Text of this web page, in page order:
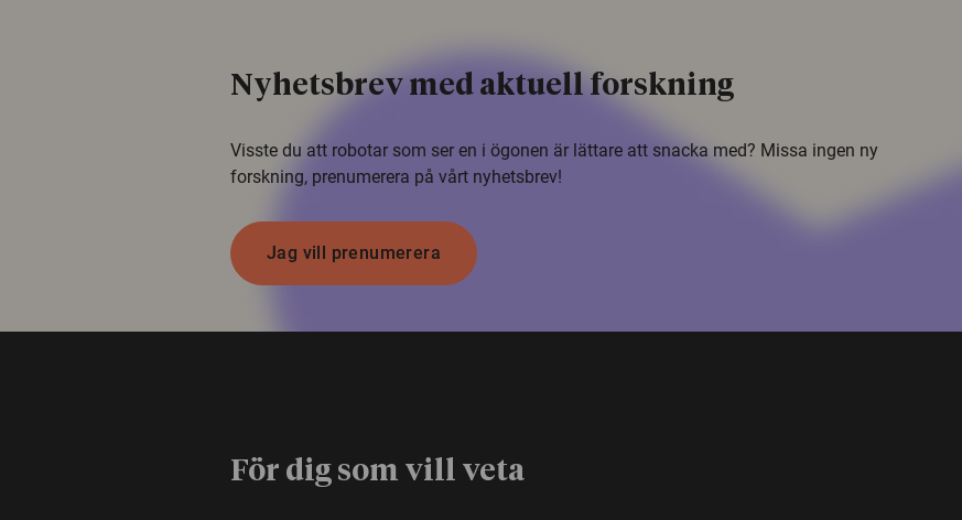
Nyhetsbrev med aktuell forskning
Visste du att robotar som ser en i ögonen är lättare att snacka med? Missa ingen ny
forskning, prenumerera på vårt nyhetsbrev!
Jag vill prenumerera
För dig som vill veta